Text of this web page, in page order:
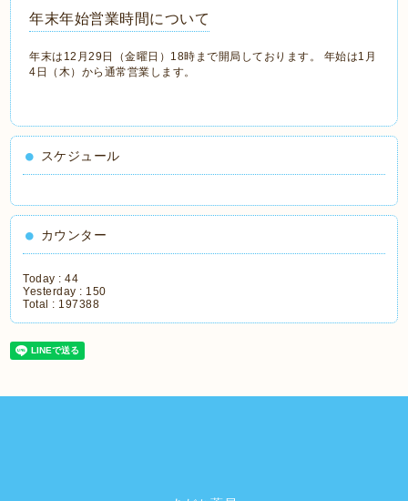
年末年始営業時間について
年末は12月29日（金曜日）18時まで開局しております。 年始は1月
4日（木）から通常営業します。
スケジュール
カウンター
Today :44
Yesterday : 150
Total : 197388